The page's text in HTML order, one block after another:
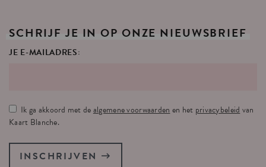
SCHRIJF JE IN OP ONZE NIEUWSBRIEF
JE E-MAILADRES:
Ik ga akkoord met dealgemene voorwaarden en het privacybeleid van
Kaart Blanche.
INSCHRIJVEN